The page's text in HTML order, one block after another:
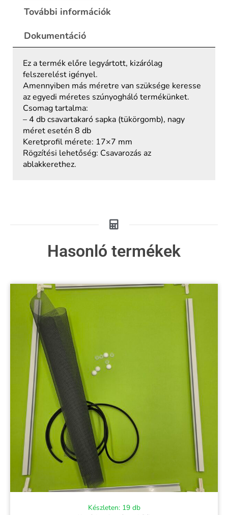
További információk
Dokumentáció
Ez a termék előre legyártott, kizárólag
felszerelést igényel.
Amennyiben más méretre van szüksége keresse
az egyedi méretes szúnyogháló termékünket.
Csomag tartalma:
– 4 db csavartakaró sapka (tükörgomb), nagy
méret esetén 8 db
Keretprofil mérete: 17×7 mm
Rögzítési lehetőség: Csavarozás az
ablakkerethez.
Hasonló termékek
Készleten: 19 db